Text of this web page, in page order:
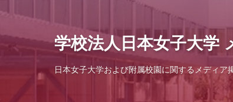
学校法人日本女子大学
日本女子大学および附属校園に関するメディア